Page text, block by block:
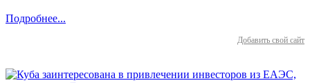
Подробнее...
Добавить свой сайт